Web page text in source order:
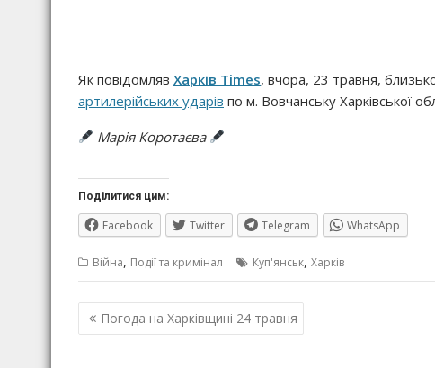
Як повідомляв Харків Times, вчора, 23 травня,
артилерійських ударів по м. Вовчанську Харківської
Марія Коротаєва
Поділитися цим:
Facebook Twitter Telegram WhatsApp
Війна, Події та кримінал Куп'янськ, Харків
Навігація
записів
Погода на Харківщині 24 травня